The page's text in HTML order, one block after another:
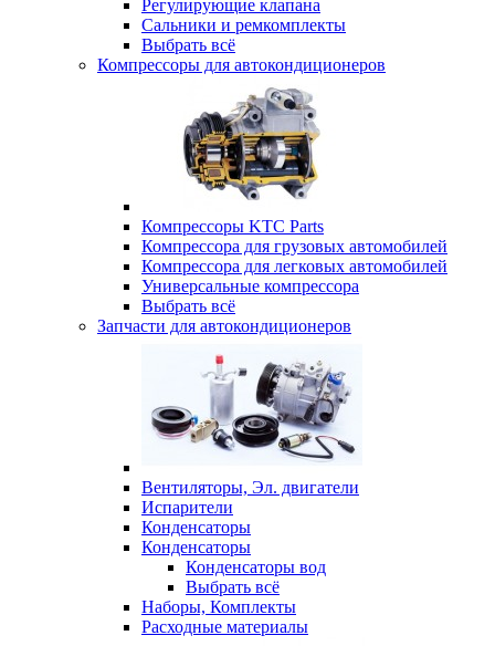
Регулирующие клапана
Сальники и ремкомплекты
Выбрать всё
Компрессоры для автокондиционеров
Компрессоры KTC Parts
Компрессора для грузовых автомобилей
Компрессора для легковых автомобилей
Универсальные компрессора
Выбрать всё
Запчасти для автокондиционеров
Вентиляторы, Эл. двигатели
Испарители
Конденсаторы
Конденсаторы
Конденсаторы вод
Выбрать всё
Наборы, Комплекты
Расходные материалы